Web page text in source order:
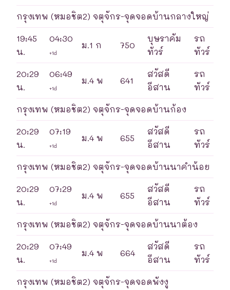
กรุงเทพ (หมอชิต2) จตุจักร-จุดจอดบ้านกลางใหญ่
19:45
น.
04:30
+1d
ม.1 ก 750
บุษราคัม
ทัวร์
รถ
ทัวร์
20:29
น.
06:49
+1d
ม.4 พ 641
สวัสดี
อีสาน
รถ
ทัวร์
กรุงเทพ (หมอชิต2) จตุจักร-จุดจอดบ้านก้อง
20:29
น.
07:19
+1d
ม.4 พ 655
สวัสดี
อีสาน
รถ
ทัวร์
กรุงเทพ (หมอชิต2) จตุจักร-จุดจอดบ้านนาคำน้อย
20:29
น.
07:29
+1d
ม.4 พ 655
สวัสดี
อีสาน
รถ
ทัวร์
กรุงเทพ (หมอชิต2) จตุจักร-จุดจอดบ้านนาต้อง
20:29
น.
07:49
+1d
ม.4 พ 664
สวัสดี
อีสาน
รถ
ทัวร์
กรุงเทพ (หมอชิต2) จตุจักร-จุดจอดพังงู